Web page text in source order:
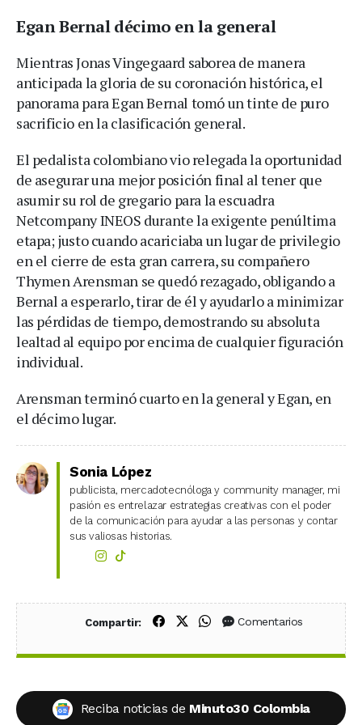
Egan Bernal décimo en la general
Mientras Jonas Vingegaard saborea de manera
anticipada la gloria de su coronación histórica, el
panorama para Egan Bernal tomó un tinte de puro
sacrificio en la clasificación general.
El pedalista colombiano vio relegada la oportunidad
de asegurar una mejor posición final al tener que
asumir su rol de gregario para la escuadra
Netcompany INEOS durante la exigente penúltima
etapa; justo cuando acariciaba un lugar de privilegio
en el cierre de esta gran carrera, su compañero
Thymen Arensman se quedó rezagado, obligando a
Bernal a esperarlo, tirar de él y ayudarlo a minimizar
las pérdidas de tiempo, demostrando su absoluta
lealtad al equipo por encima de cualquier figuración
individual.
Arensman terminó cuarto en la general y Egan, en
el décimo lugar.
Sonia López
publicista, mercadotecnóloga y community manager, mi
pasión es entrelazar estrategias creativas con el poder
de la comunicación para ayudar a las personas y contar
sus valiosas historias.
Compartir: Compartir en Facebook
Compartir en X (Twitter)
Compartir en WhatsApp
Comentarios
Reciba noticias de Minuto30 Colombia